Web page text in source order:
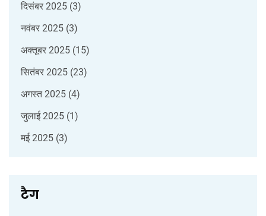
दिसंबर 2025 (3)
नवंबर 2025 (3)
अक्तूबर 2025 (15)
सितंबर 2025 (23)
अगस्त 2025 (4)
जुलाई 2025 (1)
मई 2025 (3)
टैग